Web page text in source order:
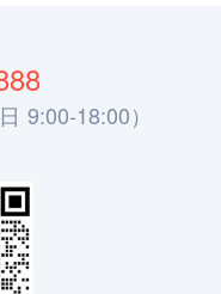
9:00-18:00）